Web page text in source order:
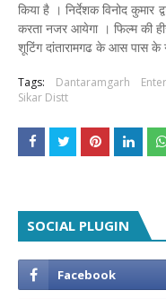
किया है । निर्देशक विनोद कुमार
करता नजर आयेगा । फिल्म की
शूटिंग दांतारामगढ के आस पास के
Tags: Dantaramgarh
Sikar Distt
SOCIAL PLUGIN